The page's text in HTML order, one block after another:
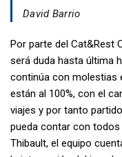
David Barrio
Por parte del Cat&Rest
será duda hasta última
continúa con molestias
están al 100%, con el
viajes y por tanto
pueda contar con todos
Thibault, el equipo